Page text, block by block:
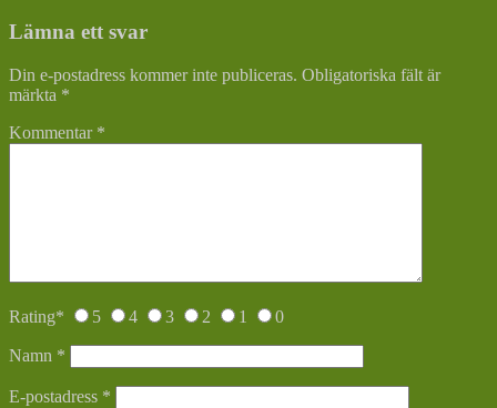
Lämna ett svar
Din e-postadress kommer inte publiceras. Obligatoriska fält är
märkta *
Kommentar *
Rating* 5 4 3 2 1 0
Namn *
E-postadress *